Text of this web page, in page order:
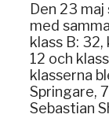
Den 23 maj
med
klass B: 32,
12 och
klasserna
Springare,
Sebastian